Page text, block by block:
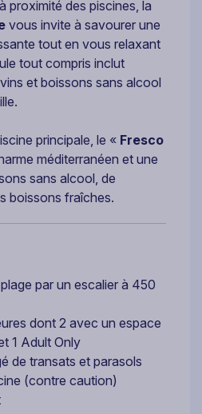
proximité des piscines, la
vous invite à savourer une
tout en vous relaxant
tout compris inclut
et boissons sans alcool
principale, le « Fresco
méditerranéen et une
sans alcool, de
boissons fraîches.
par un escalier à 450
dont 2 avec un espace
1 Adult Only
de transats et parasols
(contre caution)